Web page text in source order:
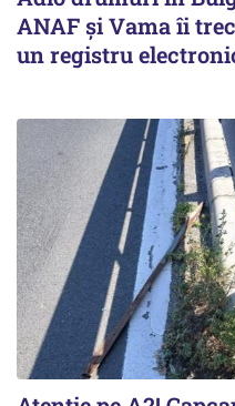
ANAF și Vama îi
un registru